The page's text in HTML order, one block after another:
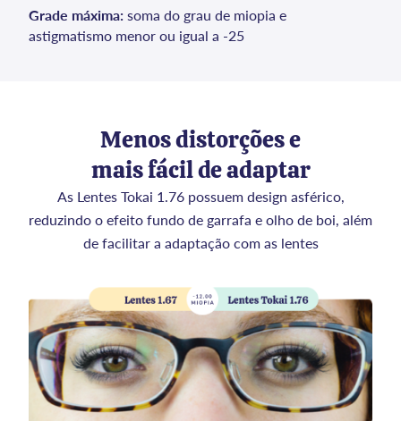
Grade máxima: soma do grau de miopia e
astigmatismo menor ou igual a -25
Menos distorções e
mais fácil de adaptar
As Lentes Tokai 1.76 possuem design asférico,
reduzindo o efeito fundo de garrafa e olho de boi, além
de facilitar a adaptação com as lentes